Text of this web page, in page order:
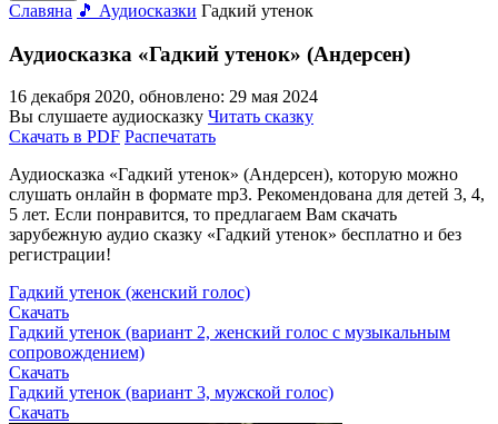
Славяна 🎵 Аудиосказки Гадкий утенок
Аудиосказка «Гадкий утенок» (Андерсен)
16 декабря 2020, обновлено: 29 мая 2024
Вы слушаете аудиосказку Читать сказку
Скачать в PDF Распечатать
Аудиосказка «Гадкий утенок» (Андерсен), которую можно
слушать онлайн в формате mp3. Рекомендована для детей 3, 4,
5 лет. Если понравится, то предлагаем Вам скачать
зарубежную аудио сказку «Гадкий утенок» бесплатно и без
регистрации!
Гадкий утенок (женский голос)
Скачать
Гадкий утенок (вариант 2, женский голос с музыкальным
сопровождением)
Скачать
Гадкий утенок (вариант 3, мужской голос)
Скачать